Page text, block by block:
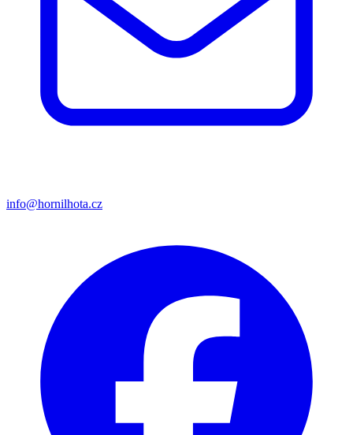
info@hornilhota.cz